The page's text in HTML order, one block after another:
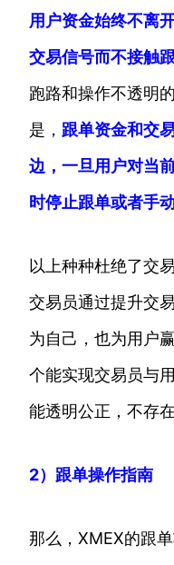
用户资金始终不离
交易信号而不接触
跑路和操作不透明
是， 跟单资金和交
边，一旦用户对当
时停止跟单或者手动
以上种种杜绝了交
交易员通过提升交
为自己，也为用户
个能实现交易员与
能透明公正，不存
2）跟单操作指南
那么，XMEX的跟